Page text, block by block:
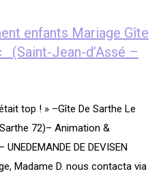
enfants Mariage Gîte
(Saint-Jean-d’Assé –
top ! » –Gîte De Sarthe Le
72)– Animation &
DE DEVISEN
Madame D. nous contacta via